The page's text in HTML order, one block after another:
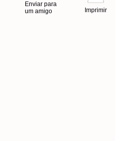
Enviar para
um amigo
Imprimir